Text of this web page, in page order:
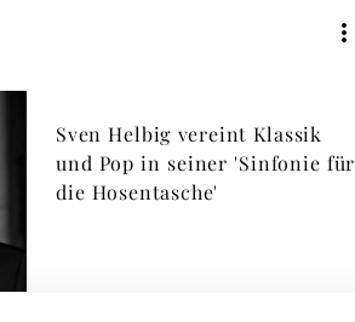
Sven Helbig vereint Klassik
und Pop in seiner 'Sinfonie für
die Hosentasche'